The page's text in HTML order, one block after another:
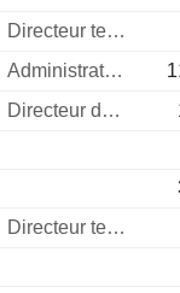
Directeur technique
Administrateur
Directeur des ressources humaines
Directeur technique